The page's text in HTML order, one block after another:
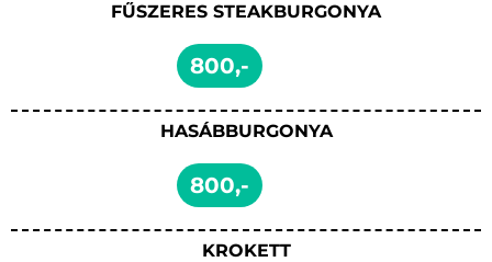
FŰSZERES STEAKBURGONYA
800,-
HASÁBBURGONYA
800,-
KROKETT